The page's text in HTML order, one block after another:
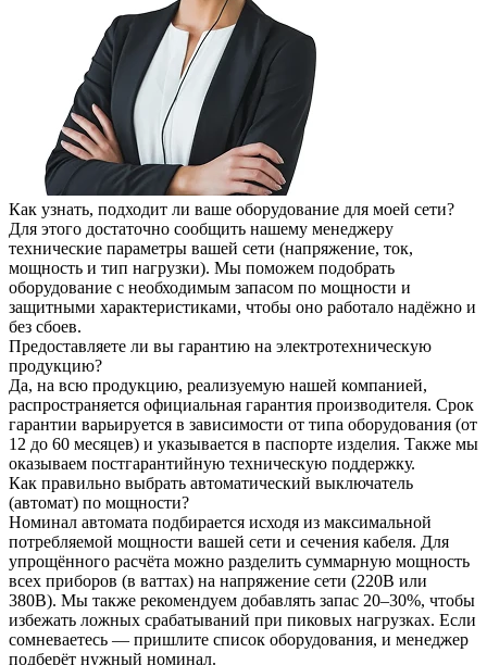
Как узнать, подходит ли ваше оборудование для моей сети?
Для этого достаточно сообщить нашему менеджеру
технические параметры вашей сети (напряжение, ток,
мощность и тип нагрузки). Мы поможем подобрать
оборудование с необходимым запасом по мощности и
защитными характеристиками, чтобы оно работало надёжно и
без сбоев.
Предоставляете ли вы гарантию на электротехническую
продукцию?
Да, на всю продукцию, реализуемую нашей компанией,
распространяется официальная гарантия производителя. Срок
гарантии варьируется в зависимости от типа оборудования (от
12 до 60 месяцев) и указывается в паспорте изделия. Также мы
оказываем постгарантийную техническую поддержку.
Как правильно выбрать автоматический выключатель
(автомат) по мощности?
Номинал автомата подбирается исходя из максимальной
потребляемой мощности вашей сети и сечения кабеля. Для
упрощённого расчёта можно разделить суммарную мощность
всех приборов (в ваттах) на напряжение сети (220В или
380В). Мы также рекомендуем добавлять запас 20–30%, чтобы
избежать ложных срабатываний при пиковых нагрузках. Если
сомневаетесь — пришлите список оборудования, и менеджер
подберёт нужный номинал.